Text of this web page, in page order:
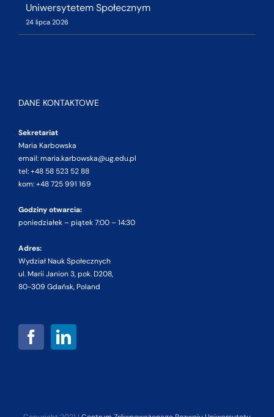
Uniwersytetem Społecznym
24 lipca 2026
DANE KONTAKTOWE
Sekretariat
Maria Karbowska
email: maria.karbowska@ug.edu.pl
tel: +48 58 523 52 88
kom: +48 725 991 169
Godziny otwarcia:
poniedziałek – piątek 7:00 – 14:30
Adres:
Wydział Nauk Społecznych
ul. Marii Janion 3, pok. D208,
80-309 Gdańsk, Poland